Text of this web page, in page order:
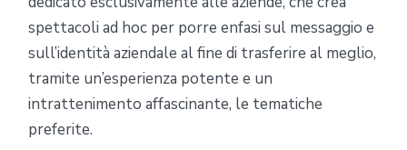
spettacoli ad hoc per porre enfasi sul messaggio e
sull’identità aziendale al fine di trasferire al meglio,
tramite un’esperienza potente e un
intrattenimento affascinante, le tematiche
preferite.